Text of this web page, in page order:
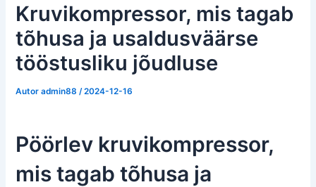
Kruvikompressor, mis tagab
tõhusa ja usaldusväärse
tööstusliku jõudluse
Autoradmin88 /2024-12-16
Pöörlev kruvikompressor,
mis tagab tõhusa ja